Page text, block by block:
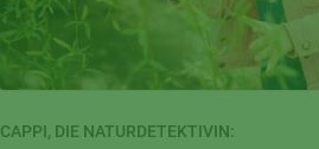
CAPPI, DIE NATURDETEKTIVIN: